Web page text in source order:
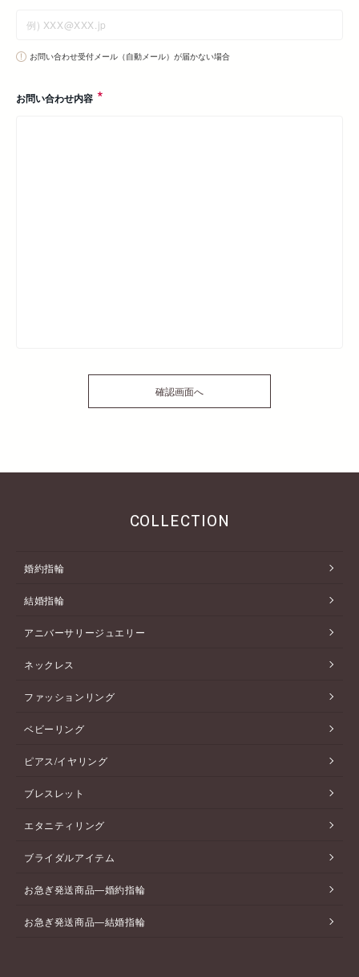
お問い合わせ受付メール（自動メール）が届かない場合
お問い合わせ内容
COLLECTION
婚約指輪
結婚指輪
アニバーサリージュエリー
ネックレス
ファッションリング
ベビーリング
ピアス/イヤリング
ブレスレット
エタニティリング
ブライダルアイテム
お急ぎ発送商品―婚約指輪
お急ぎ発送商品―結婚指輪